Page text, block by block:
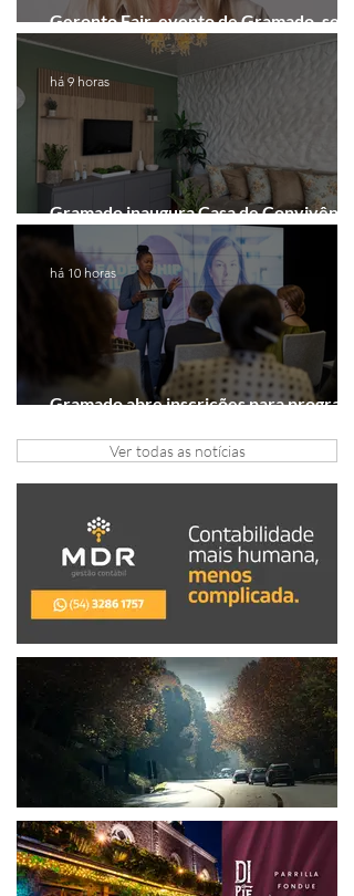
Geronto Fair, evento de Gramado, será
realizada em formato digital
Gramado inaugura Casa de Convivência
dedicada às mulheres
há 9 horas
Gramado abre inscrições para programa
há 10 horas
Ver todas as notícias